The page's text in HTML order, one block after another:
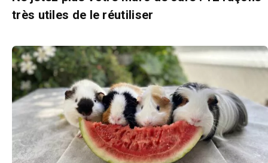
très utiles de le réutiliser